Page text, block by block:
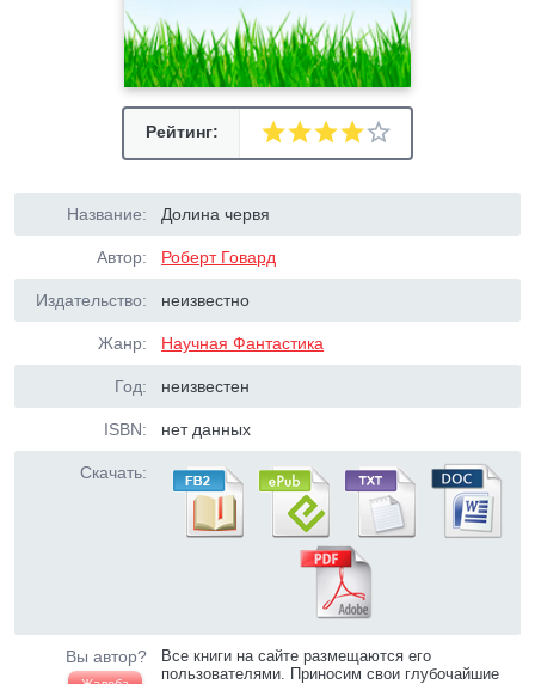
Рейтинг:
Название: Долина червя
Автор: Роберт Говард
Издательство: неизвестно
Жанр: Научная Фантастика
Год: неизвестен
ISBN: нет данных
Скачать:
Вы автор?
Все книги на сайте размещаются его
пользователями. Приносим свои глубочайшие